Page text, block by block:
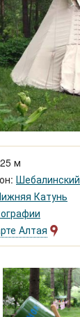
м
Шебалинский
Катунь
Алтая